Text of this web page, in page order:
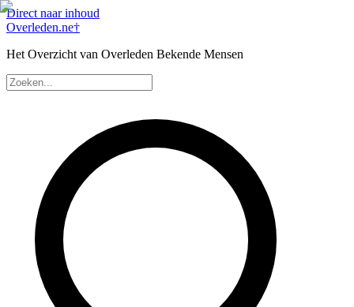
Direct naar inhoud
Overleden.ne†
Het Overzicht van Overleden Bekende Mensen